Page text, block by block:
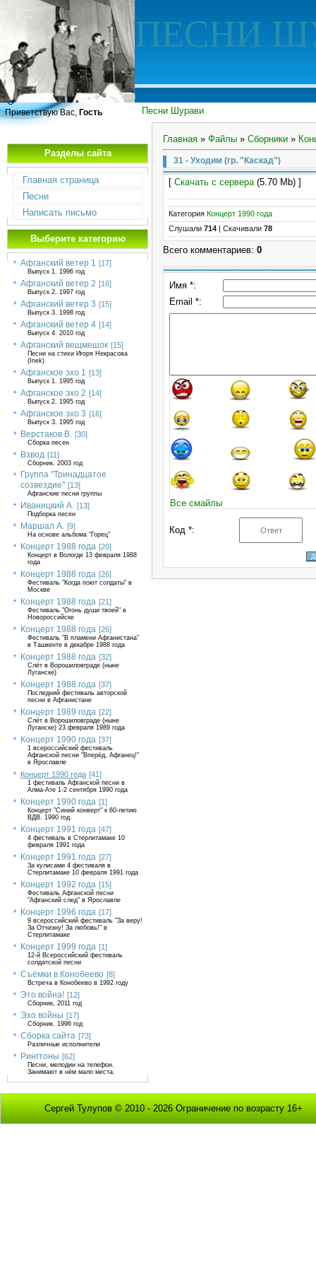
ПЕСНИ
Песни Шурави
Приветствую Вас, Гость
Разделы сайта
Главная страница
Песни
Написать письмо
Выберите категорию
Афганский ветер 1 [17]
Выпуск 1. 1996 год
Афганский ветер 2 [16]
Выпуск 2. 1997 год
Афганский ветер 3 [15]
Выпуск 3. 1998 год
Афганский ветер 4 [14]
Выпуск 4. 2010 год
Афганский вещмешок [15]
Песни на стихи Игоря Некрасова
(Inek)
Афганское эхо 1 [13]
Выпуск 1. 1995 год
Афганское эхо 2 [14]
Выпуск 2. 1995 год
Афганское эхо 3 [16]
Выпуск 3. 1995 год
Верстаков В. [30]
Сборка песен
Взвод [11]
Сборник. 2003 год
Группа "Тринадцатое
созвездие" [13]
Афганские песни группы
Иваницкий А. [13]
Подборка песен
Маршал А. [9]
На основе альбома "Горец"
Концерт 1988 года [20]
Концерт в Вологде 13 февраля 1988
года
Концерт 1988 года [26]
Фестиваль "Когда поют солдаты" в
Москве
Концерт 1988 года [21]
Фестиваль "Огонь души твоей" в
Новороссийске
Концерт 1988 года [26]
Фестиваль "В пламени Афганистана"
в Ташкенте в декабре 1988 года
Концерт 1988 года [32]
Слёт в Ворошиловграде (ныне
Луганске)
Концерт 1988 года [37]
Последний фестиваль авторской
песни в Афганистане
Концерт 1989 года [22]
Слёт в Ворошиловграде (ныне
Луганске) 23 февраля 1989 года
Концерт 1990 года [37]
1 всероссийский фестиваль
Афганской песни "Вперёд, Афганец!"
в Ярославле
Концерт 1990 года [41]
1 фестиваль Афганской песни в
Алма-Ате 1-2 сентября 1990 года
Концерт 1990 года [1]
Концерт "Синий конверт" к 60-летию
ВДВ. 1990 год.
Концерт 1991 года [47]
4 фестиваль в Стерлитамаке 10
февраля 1991 года
Концерт 1991 года [27]
За кулисами 4 фестиваля в
Стерлитамаке 10 февраля 1991 года
Концерт 1992 года [15]
Фестиваль Афганской песни
"Афганский след" в Ярославле
Концерт 1996 года [17]
9 всероссийский фестиваль "За веру!
За Отчизну! За любовь!" в
Стерлитамаке
Концерт 1999 года [1]
12-й Всероссийский фестиваль
солдатской песни
Съёмки в Конобеево [8]
Встреча в Конобеево в 1992 году
Это война! [12]
Сборник, 2011 год
Эхо войны [17]
Сборник. 1996 год
Сборка сайта [73]
Различные исполнители
Рингтоны [62]
Песни, мелодии на телефон.
Занимают в нём мало места.
Главная » Файлы » Сборники »
31 - Уходим (гр. "Каскад")
[ Скачать с сервера(5.70 Mb) ]
Категория Концерт 1990 года
Слушали 714 Скачивали 78
Всего комментариев: 0
Имя *:
Email *:
Все смайлы
Код *:
Сергей Тулупов © 2010 - 2026 Ограничение по возрасту 16+